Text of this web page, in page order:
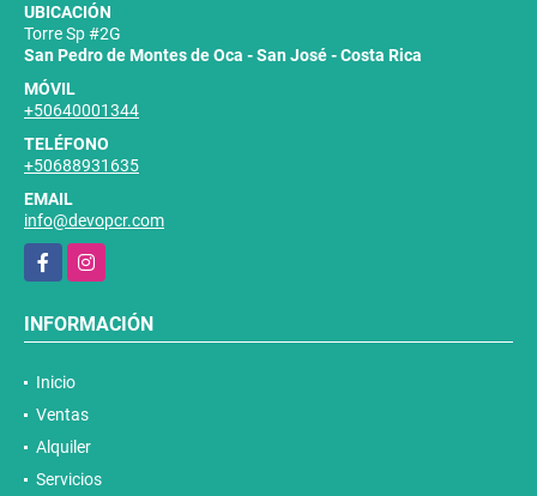
UBICACIÓN
Torre Sp #2G
San Pedro de Montes de Oca - San José - Costa Rica
MÓVIL
+50640001344
TELÉFONO
+50688931635
EMAIL
info@devopcr.com
FacebookInstagram
INFORMACIÓN
Inicio
Ventas
Alquiler
Servicios